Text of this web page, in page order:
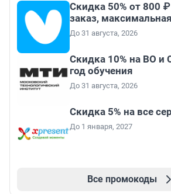
Скидка 50% от 800
заказ,
До 31 августа, 2026
Скидка 10% на ВО и
год обучения
До 31 августа, 2026
Скидка 5% на все
До 1 января, 2027
Все промокоды